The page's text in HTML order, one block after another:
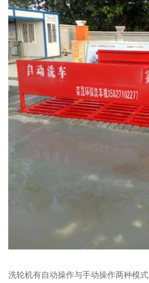
洗轮机有自动操作与手动操作两种模式